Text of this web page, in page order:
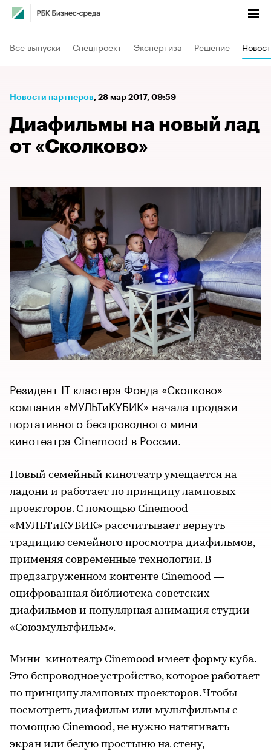
Все выпуски Спецпроект Экспертиза Решение
Новости партнеров⁠, 28 мар 2017, 09:59
Диафильмы на новый лад
от «Сколково»
Резидент IT-кластера Фонда «Сколково»
компания «МУЛЬТиКУБИК» начала продажи
портативного беспроводного мини-
кинотеатра Cinemood в России.
Новый семейный кинотеатр умещается на
ладони и работает по принципу ламповых
проекторов. С помощью Cinemood
«МУЛЬТиКУБИК» рассчитывает вернуть
традицию семейного просмотра диафильмов,
применяя современные технологии. В
предзагруженном контенте Cinemood —
оцифрованная библиотека советских
диафильмов и популярная анимация студии
«Союзмультфильм».
Мини-кинотеатр Cinemood имеет форму куба.
Это бспроводное устройство, которое работает
по принципу ламповых проекторов. Чтобы
посмотреть диафильм или мультфильмы с
помощью Cinemood, не нужно натягивать
экран или белую простыню на стену,